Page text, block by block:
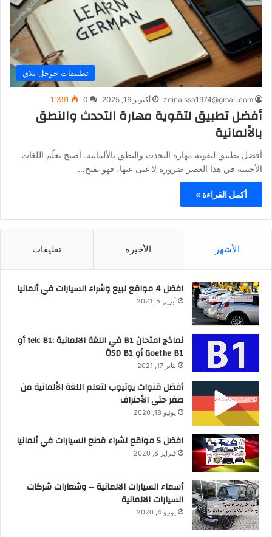
تطبيقات جوجل بلاي
zeinaissa1974@gmail.com أكتوبر 16, 2025 0 1٬391
أفضل تطبيق لتقوية مهارة التحدث والنطق
بالألمانية
أفضل تطبيق لتقوية مهارة التحدث والنطق بالألمانية. أصبح تعلّم اللغات
الأجنبية في هذا العصر ضرورة لا غنى عنها، فهو يفتح…
أكمل القراءة »
الأشهر الأخيرة تعليقات
افضل 4 مواقع لبيع وشراء السيارات في ألمانيا
أبريل 5, 2021
نماذج امتحان B1 في اللغة الالمانية :telc B1 أو
Goethe B1 أو ÖSD B1
يناير 17, 2021
أفضل قنوات يوتيوب لتعلم اللغة الألمانية من
صفر حتى الأحتراف
يونيو 18, 2020
افضل 5 مواقع لشراء قطع السيارات في ألمانيا
فبراير 8, 2020
أسماء السيارات الالمانية – وشعارات شركات
السيارات الالمانية
يونيو 4, 2020